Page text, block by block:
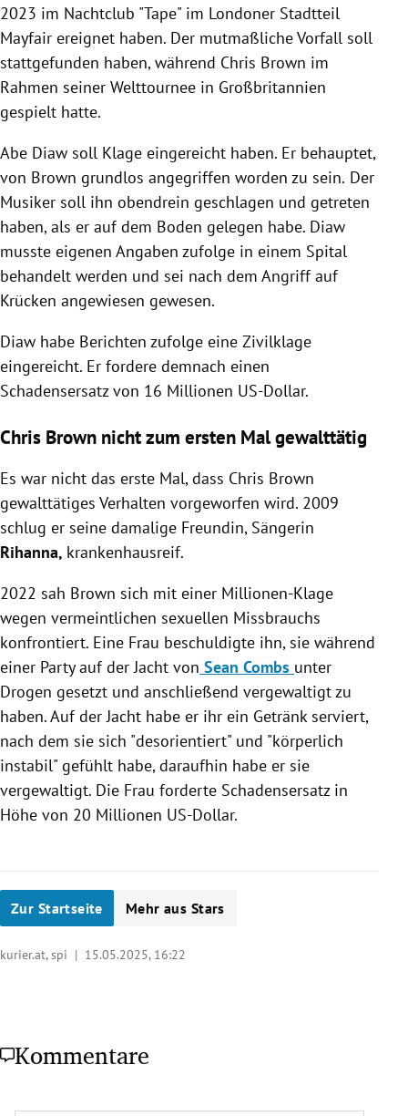
2023 im Nachtclub "Tape" im Londoner Stadtteil
Mayfair ereignet haben. Der mutmaßliche Vorfall soll
stattgefunden haben, während Chris Brown im
Rahmen seiner Welttournee in Großbritannien
gespielt hatte.
Abe Diaw soll Klage eingereicht haben. Er behauptet,
von Brown grundlos angegriffen worden zu sein. Der
Musiker soll ihn obendrein geschlagen und getreten
haben, als er auf dem Boden gelegen habe. Diaw
musste eigenen Angaben zufolge in einem Spital
behandelt werden und sei nach dem Angriff auf
Krücken angewiesen gewesen.
Diaw habe Berichten zufolge eine Zivilklage
eingereicht. Er fordere demnach einen
Schadensersatz von 16 Millionen US-Dollar.
Chris Brown nicht zum ersten Mal gewalttätig
Es war nicht das erste Mal, dass Chris Brown
gewalttätiges Verhalten vorgeworfen wird. 2009
schlug er seine damalige Freundin, Sängerin
Rihanna, krankenhausreif.
2022 sah Brown sich mit einer Millionen-Klage
wegen vermeintlichen sexuellen Missbrauchs
konfrontiert. Eine Frau beschuldigte ihn, sie während
einer Party auf der Jacht von Sean Combs unter
Drogen gesetzt und anschließend vergewaltigt zu
haben. Auf der Jacht habe er ihr ein Getränk serviert,
nach dem sie sich "desorientiert" und "körperlich
instabil" gefühlt habe, daraufhin habe er sie
vergewaltigt. Die Frau forderte Schadensersatz in
Höhe von 20 Millionen US-Dollar.
Zur Startseite Mehr aus Stars
kurier.at, spi | 15.05.2025, 16:22
Kommentare